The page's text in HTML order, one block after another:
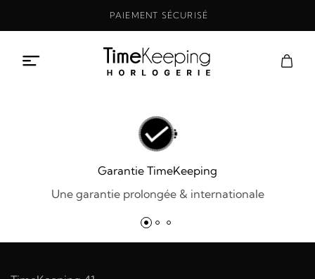
PAIEMENT SÉCURISÉ
Garantie TimeKeeping
Une garantie prolongée & internationale